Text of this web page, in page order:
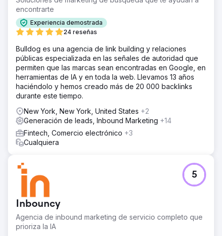
Les creamos un nuevo sitio web de WordPress y
lanzamos SEO y Google Ads.
El resultado
Entregamos constantemente más de 50 clientes
potenciales de calidad por mes de clientes industriales
que necesitan comprar y reparar montacargas para sus
empresas. El tráfico orgánico del sitio web del cliente
pasó de prácticamente nada a más de 500 visitas por
mes desde su mercado local en el área metropolitana de
Denver y Colorado Springs.
Ir a la página de la agencia
encontrarte
Experiencia demostrada
24 reseñas
Bulldog es una agencia de link building y relaciones
públicas especializada en las señales de autoridad que
permiten que las marcas sean encontradas en Google, en
herramientas de IA y en toda la web. Llevamos 13 años
haciéndolo y hemos creado más de 20 000 backlinks
durante este tiempo.
New York, New York, United States +2
Generación de leads, Inbound Marketing +14
Fintech, Comercio electrónico +3
Cualquiera
Inbouncy
Agencia de inbound marketing de servicio completo que
prioriza la IA
5